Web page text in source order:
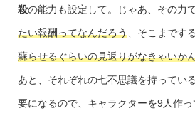
殺の能力も設定して。じゃあ、その力
たい報酬ってなんだろう、そこまです
蘇らせるぐらいの見返りがなきゃいか
あと、それぞれの七不思議を持ってい
要になるので、キャラクターを9人作